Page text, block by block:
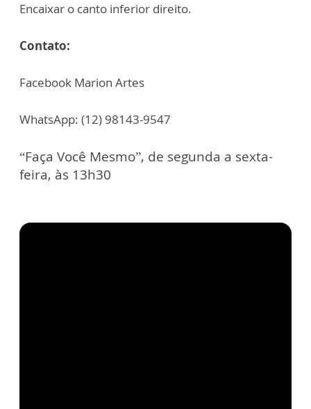
Encaixar o canto inferior direito.
Contato:
Facebook Marion Artes
WhatsApp: (12) 98143-9547
“Faça Você Mesmo”, de segunda a sexta-
feira, às 13h30